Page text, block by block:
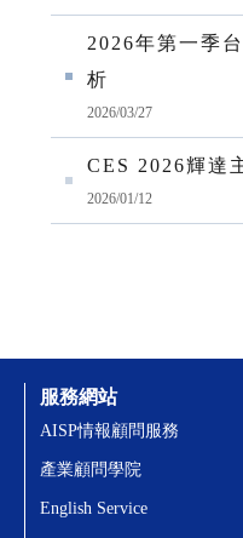
2026年第一季
析
2026/03/27
CES 2026輝達
2026/01/12
服務網站
AISP情報顧問服務
產業顧問學院
English Service